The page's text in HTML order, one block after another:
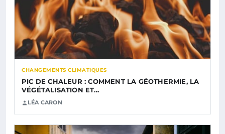
CHANGEMENTS CLIMATIQUES
PIC DE CHALEUR : COMMENT LA GÉOTHERMIE, LA
VÉGÉTALISATION ET…
LÉA CARON